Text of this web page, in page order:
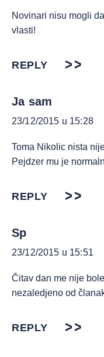
Novinari nisu mogli
vlasti!
REPLY
Ja sam
23/12/2015 u 15:28
Toma Nikolic nista
Pejdzer mu je
REPLY
Sp
23/12/2015 u 15:51
Čitav dan me nije
nezaledjeno od
REPLY